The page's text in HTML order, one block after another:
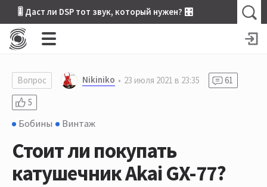
🎚 Даст ли DSP тот звук, который нужен? 🎛
Вопрос Nikiniko 23 июля 2021 в 23:35
61
5
Бобины Винтаж
Стоит ли покупать
катушечник Akai GX-77?